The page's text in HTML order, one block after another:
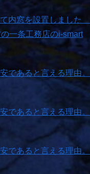
内窓を設置しました
一条工務店のi-smart
であると言える理由。
であると言える理由。
であると言える理由。